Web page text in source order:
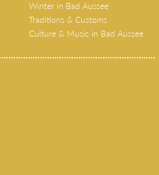
Winter in Bad Aussee
Traditions & Customs
Culture & Music in Bad Aussee